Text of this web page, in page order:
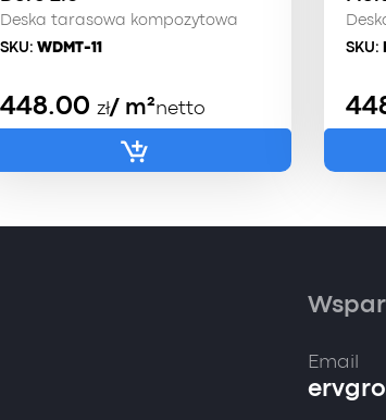
Deska tarasowa kompozytowa
SKU: WDMT-11
448.00 zł/ m²netto
SKU:
Email